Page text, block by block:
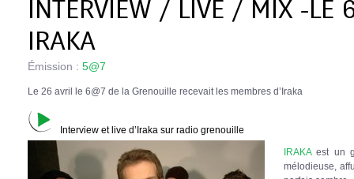
INTERVIEW / LIVE / MIX -LE
IRAKA
Émission : 5@7
Le 26 avril le 6@7 de la Grenouille recevait les membres d’Iraka
Interview et live d’Iraka sur radio grenouille
IRAKAest un
mélodieuse,